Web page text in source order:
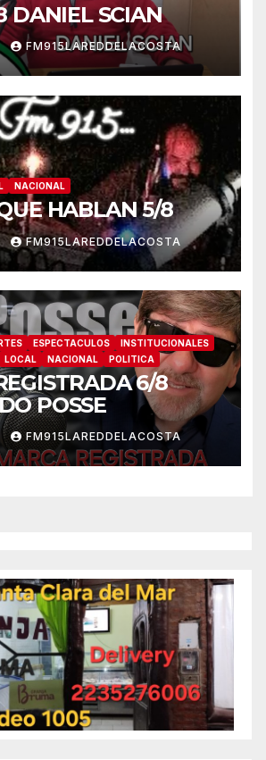
DANIEL SCIAN
FM915LAREDDELACOSTA
NACIONAL
HABLAN 5/8
FM915LAREDDELACOSTA
ESPECTACULOS
INSTITUCIONALES
LOCAL NACIONAL POLITICA
6/8
POSSE
FM915LAREDDELACOSTA